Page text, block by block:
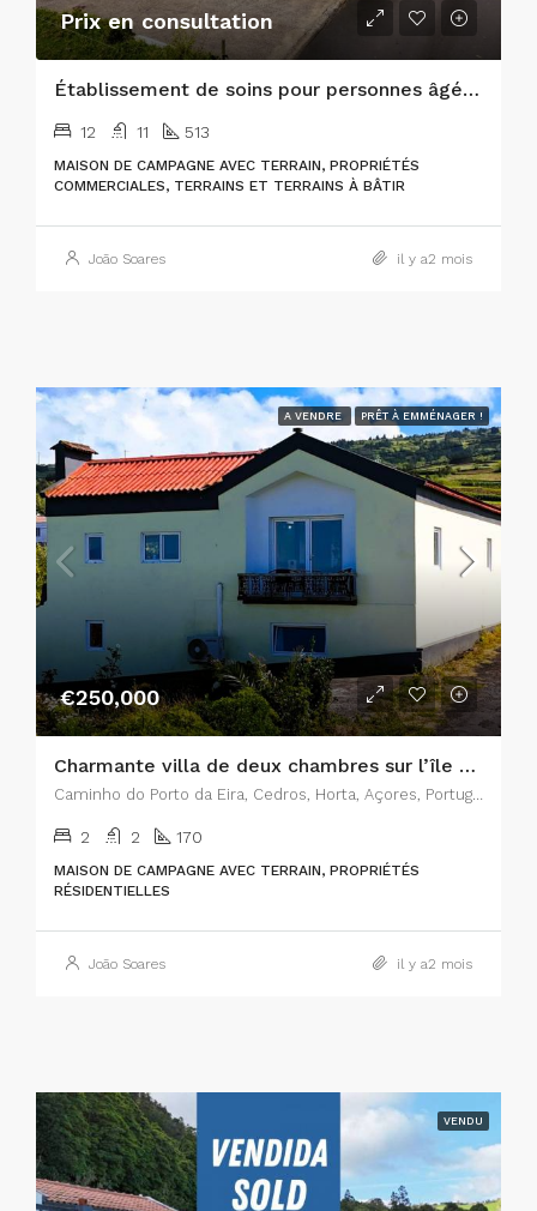
Prix en consultation
Établissement de soins pour personnes âgées clé en main exceptionnel et bien immobilier d’investissement de premier ordre
12 11 513
MAISON DE CAMPAGNE AVEC TERRAIN, PROPRIÉTÉS
COMMERCIALES, TERRAINS ET TERRAINS À BÂTIR
João Soares il y a2 mois
A VENDRE PRÊT À EMMÉNAGER !
€250,000
Charmante villa de deux chambres sur l’île de Faial, aux Açores – L’alliance parfaite entre charme rustique et confort moderne
Caminho do Porto da Eira, Cedros, Horta, Açores, Portugal
2 2 170
MAISON DE CAMPAGNE AVEC TERRAIN, PROPRIÉTÉS
RÉSIDENTIELLES
João Soares il y a2 mois
VENDU